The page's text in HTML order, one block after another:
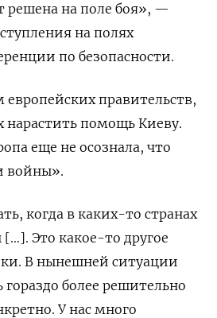
решена на поле боя», —
на полях
по безопасности.
европейских правительств,
нарастить помощь Киеву.
еще не осознала, что
войны».
когда в каких-то странах
Это какое-то другое
В нынешней ситуации
более решительно
У нас много